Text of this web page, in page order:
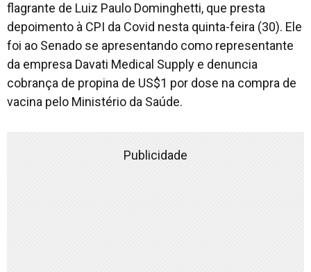
flagrante de Luiz Paulo Dominghetti, que presta
depoimento à CPI da Covid nesta quinta-feira (30). Ele
foi ao Senado se apresentando como representante
da empresa Davati Medical Supply e denuncia
cobrança de propina de US$1 por dose na compra de
vacina pelo Ministério da Saúde.
Publicidade